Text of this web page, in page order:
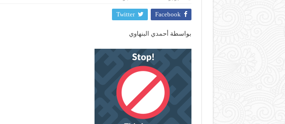
Facebook
Twitter
أحمدي البنهاوي